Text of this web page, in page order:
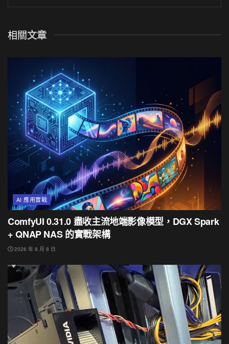
相關文章
AI 應用實戰
ComfyUI 0.31.0 盡收主流地端影像模型，DGX Spark
+ QNAP NAS 的實戰架構
2026 年 8 月 8 日